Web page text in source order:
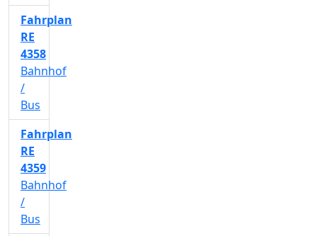
Fahrplan
RE
4358
Bahnhof
/
Bus
Fahrplan
RE
4359
Bahnhof
/
Bus